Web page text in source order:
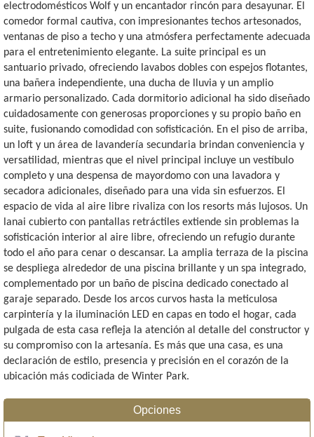
electrodomésticos Wolf y un encantador rincón para desayunar. El
comedor formal cautiva, con impresionantes techos artesonados,
ventanas de piso a techo y una atmósfera perfectamente adecuada
para el entretenimiento elegante. La suite principal es un
santuario privado, ofreciendo lavabos dobles con espejos flotantes,
una bañera independiente, una ducha de lluvia y un amplio
armario personalizado. Cada dormitorio adicional ha sido diseñado
cuidadosamente con generosas proporciones y su propio baño en
suite, fusionando comodidad con sofisticación. En el piso de arriba,
un loft y un área de lavandería secundaria brindan conveniencia y
versatilidad, mientras que el nivel principal incluye un vestíbulo
completo y una despensa de mayordomo con una lavadora y
secadora adicionales, diseñado para una vida sin esfuerzos. El
espacio de vida al aire libre rivaliza con los resorts más lujosos. Un
lanai cubierto con pantallas retráctiles extiende sin problemas la
sofisticación interior al aire libre, ofreciendo un refugio durante
todo el año para cenar o descansar. La amplia terraza de la piscina
se despliega alrededor de una piscina brillante y un spa integrado,
complementado por un baño de piscina dedicado conectado al
garaje separado. Desde los arcos curvos hasta la meticulosa
carpintería y la iluminación LED en capas en todo el hogar, cada
pulgada de esta casa refleja la atención al detalle del constructor y
su compromiso con la artesanía. Es más que una casa, es una
declaración de estilo, presencia y precisión en el corazón de la
ubicación más codiciada de Winter Park.
Opciones